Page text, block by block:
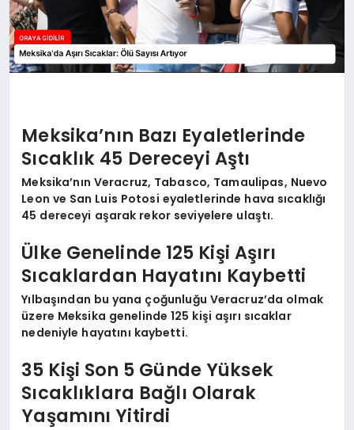
Meksika’nın Bazı Eyaletlerinde
Sıcaklık 45 Dereceyi Aştı
Meksika’nın Veracruz, Tabasco, Tamaulipas, Nuevo
Leon ve San Luis Potosi eyaletlerinde hava sıcaklığı
45 dereceyi aşarak rekor seviyelere ulaştı.
Ülke Genelinde 125 Kişi Aşırı
Sıcaklardan Hayatını Kaybetti
Yılbaşından bu yana çoğunluğu Veracruz’da olmak
üzere Meksika genelinde 125 kişi aşırı sıcaklar
nedeniyle hayatını kaybetti.
35 Kişi Son 5 Günde Yüksek
Sıcaklıklara Bağlı Olarak
Yaşamını Yitirdi